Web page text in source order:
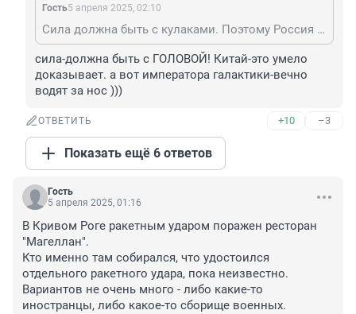
Гость5 апреля 2025, 02:10
Сила должна быть с кулаками. Поэтому Россия и побеждает свору международных наглецов! 👍
сила-должна быть с ГОЛОВОЙ! Китай-это умело
доказывает. а вот императора галактики-вечно
водят за нос )))
ОТВЕТИТЬ +10 –3
Показать ещё 6 ответов
Гость
5 апреля 2025, 01:16
В Кривом Роге ракетным ударом поражен ресторан
"Магеллан".
Кто именно там собирался, что удостоился
отдельного ракетного удара, пока неизвестно.
Вариантов не очень много - либо какие-то
иностранцы, либо какое-то сборище военных.